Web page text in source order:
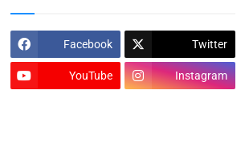
Facebook Twitter
YouTube Instagram